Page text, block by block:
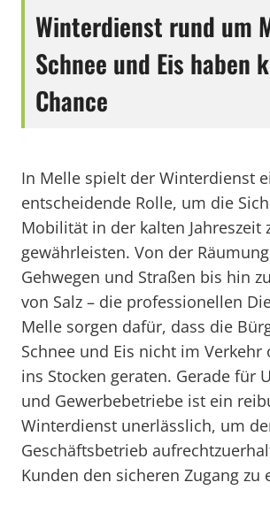
Winterdienst rund um
Schnee und Eis haben
Chance
In Melle spielt der Winterdienst
entscheidende Rolle, um die
Mobilität in der kalten Jahreszeit
gewährleisten. Von der
Gehwegen und Straßen bis hin
von Salz – die professionellen
Melle sorgen dafür, dass die
Schnee und Eis nicht im Verkehr
ins Stocken geraten. Gerade für
und Gewerbebetriebe ist ein
Winterdienst unerlässlich, um
Geschäftsbetrieb
Kunden den sicheren Zugang zu